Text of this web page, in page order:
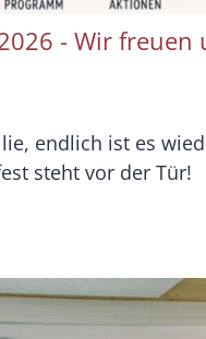
- Wir freuen
endlich ist es
steht vor der Tür!